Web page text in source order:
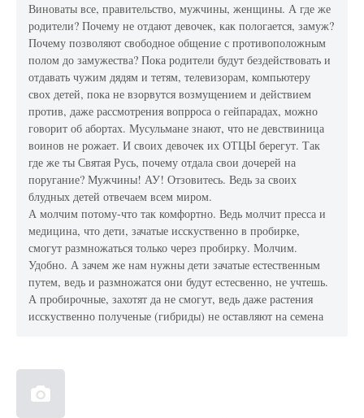
Виноваты все, правительство, мужчины, женщины. А где же
родители? Почему не отдают девочек, как пологается, замуж?
Почему позволяют свободное общение с противоположным
полом до замужества? Пока родители будут бездействовать и
отдавать чужим дядям и тетям, телевизорам, компьютеру
свох детей, пока не взорвутся возмущением и действием
против, даже рассмотрения вопрроса о гейпарадах, можно
говорит об абортах. Мусульмане знают, что не девствиница
воинов не рожает. И своих девочек их ОТЦЫ берегут. Так
где же ты Святая Русь, почему отдала свои дочерей на
поругание? Мужчины! АУ! Отзовитесь. Ведь за своих
блудных детей отвечаем всем миром.
А молчим потому-что так комфортно. Ведь молчит пресса и
медицина, что дети, зачатые исскуственно в пробирке,
смогут размножаться только через пробирку. Молчим.
Удобно. А зачем же нам нужны дети зачатые естественным
путем, ведь и размножатся они будут естесвенно, не учтешь.
А пробирочные, захотят да не смогут, ведь даже растения
исскуственно полученые (гибриды) не оставляют на семена